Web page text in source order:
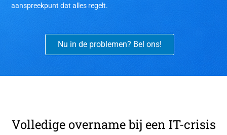
aanspreekpunt dat alles regelt.
Nu in de problemen? Bel ons!
Volledige overname bij een IT-crisis